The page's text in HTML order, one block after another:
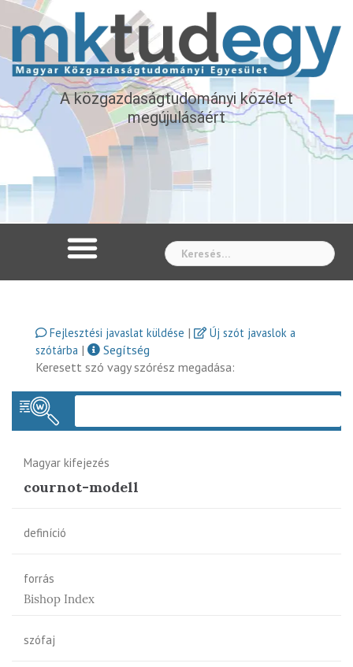
A közgazdaságtudományi közélet
megújulásáért
Fejlesztési javaslat küldése |
Új szót javaslok a
szótárba |
Segítség
Keresett szó vagy szórész megadása:
Magyar kifejezés
cournot-modell
definíció
forrás
Bishop Index
szófaj